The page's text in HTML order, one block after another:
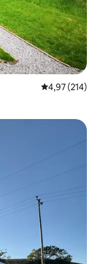
Prosječna
4,97 (214)